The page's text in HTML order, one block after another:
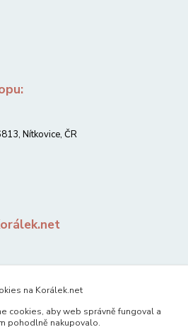
Nítkovice, ČR
na Korálek.net
cookies, aby web správně fungoval a
pohodlně nakupovalo.